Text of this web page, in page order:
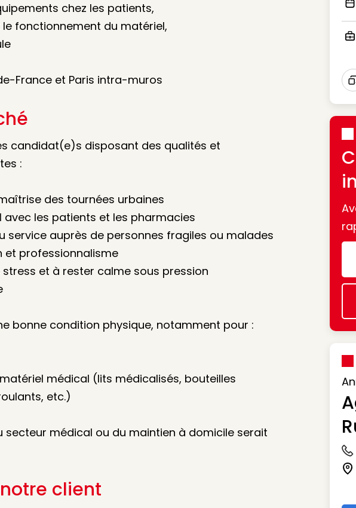
chez les patients,
fonctionnement du matériel,
France et Paris intra-muros
candidat(e)s disposant des qualités et
:
des tournées urbaines
avec les patients et les pharmacies
service auprès de personnes fragiles ou malades
et professionnalisme
et à rester calme sous pression
bonne condition physique, notamment pour :
médical (lits médicalisés, bouteilles
etc.)
secteur médical ou du maintien à domicile serait
client